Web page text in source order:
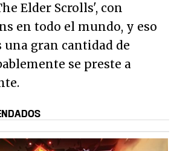
Elder Scrolls', con
en todo el mundo, y eso
una gran cantidad de
se preste a